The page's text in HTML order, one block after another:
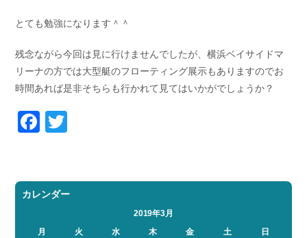
とても勉強になります＾＾
残念ながら今回は見に行けませんでしたが、横浜ベイサイドマ
リーナの方では大型艇のフローティング展示もありますのでお
時間あれば是非そちらも行かれて見てはいかがでしょうか？
Facebook
カレンダー
2019年3月
月
火 水 木 金 土
日